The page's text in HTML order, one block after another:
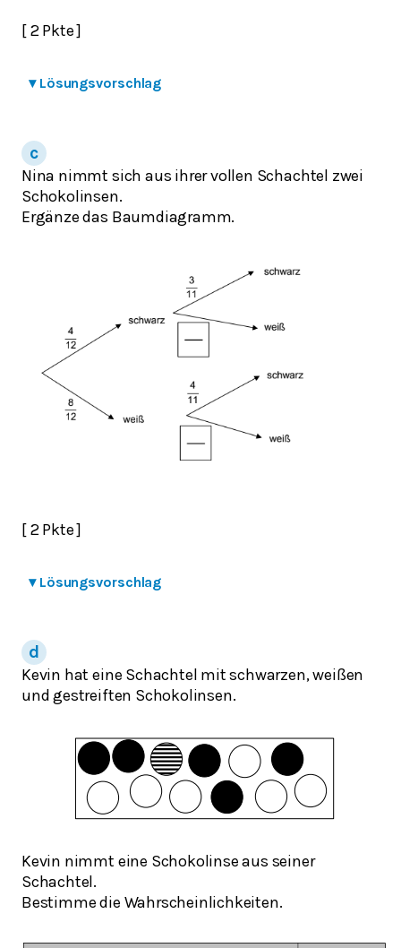
[ 2 Pkte ]
▾ Lösungsvorschlag
Nina nimmt sich aus ihrer vollen Schachtel zwei
Schokolinsen.
Ergänze das Baumdiagramm.
[ 2 Pkte ]
▾ Lösungsvorschlag
Kevin hat eine Schachtel mit schwarzen, weißen
und gestreiften Schokolinsen.
Kevin nimmt eine Schokolinse aus seiner
Schachtel.
Bestimme die Wahrscheinlichkeiten.